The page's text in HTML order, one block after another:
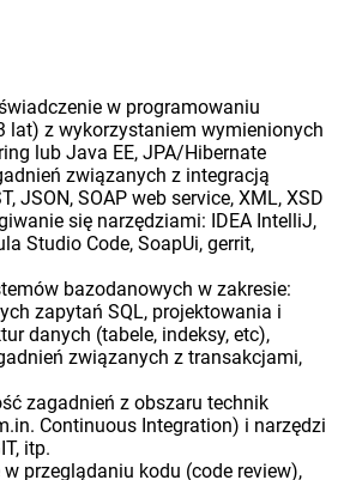
w programowaniu
lat) z wykorzystaniem wymienionych
lub Java EE, JPA/Hibernate
związanych z integracją
JSON, SOAP web service, XML, XSD
się narzędziami: IDEA IntelliJ,
Studio Code, SoapUi, gerrit,
bazodanowych w zakresie:
zapytań SQL, projektowania i
danych (tabele, indeksy, etc),
związanych z transakcjami,
zagadnień z obszaru technik
Continuous Integration) i narzędzi
itp.
przeglądaniu kodu (code review),